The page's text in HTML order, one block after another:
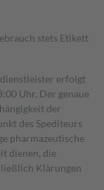
stets Etikett
erfolgt
Uhr. Der genaue
der
des Spediteurs
pharmazeutische
dienen, die
Klärungen